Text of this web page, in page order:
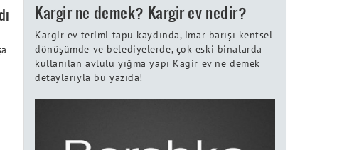
Kargir ne demek? Kargir ev nedir?
Kargir ev terimi tapu kaydında, imar barışı kentsel
dönüşümde ve belediyelerde, çok eski binalarda
kullanılan avlulu yığma yapı Kagir ev ne demek
detaylarıyla bu yazıda!